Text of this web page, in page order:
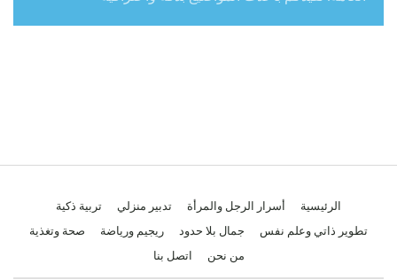
الرئيسية أسرار الرجل والمرأة تدبير منزلي
تربية ذكية
تطوير ذاتي وعلم نفس
جمال بلا حدود ريجيم ورياضة
صحة وتغذية
من نحن
اتصل بنا